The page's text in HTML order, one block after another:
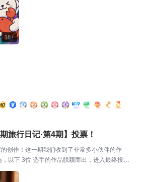
18+
旅行日记·第4期】投票！
创作！这一期我们收到了非常多小伙伴的作
以下 3位 选手的作品脱颖而出，进入最终投
：【故宫月色·手帐拾光】创作者：帅羊帅提示
坐在在家中的书...